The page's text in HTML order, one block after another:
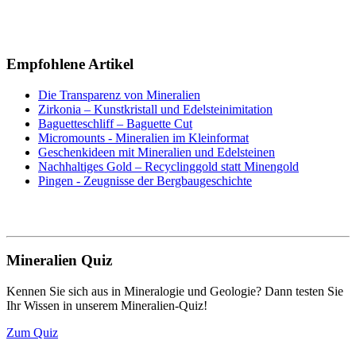
Empfohlene Artikel
Die Transparenz von Mineralien
Zirkonia – Kunstkristall und Edelsteinimitation
Baguetteschliff – Baguette Cut
Micromounts - Mineralien im Kleinformat
Geschenkideen mit Mineralien und Edelsteinen
Nachhaltiges Gold – Recyclinggold statt Minengold
Pingen - Zeugnisse der Bergbaugeschichte
Mineralien Quiz
Kennen Sie sich aus in Mineralogie und Geologie? Dann testen Sie
Ihr Wissen in unserem Mineralien-Quiz!
Zum Quiz